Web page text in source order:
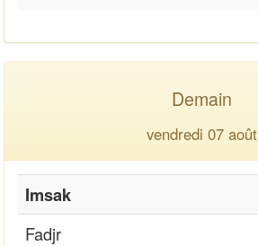
Demain
vendredi 07 août
Imsak
Fadjr